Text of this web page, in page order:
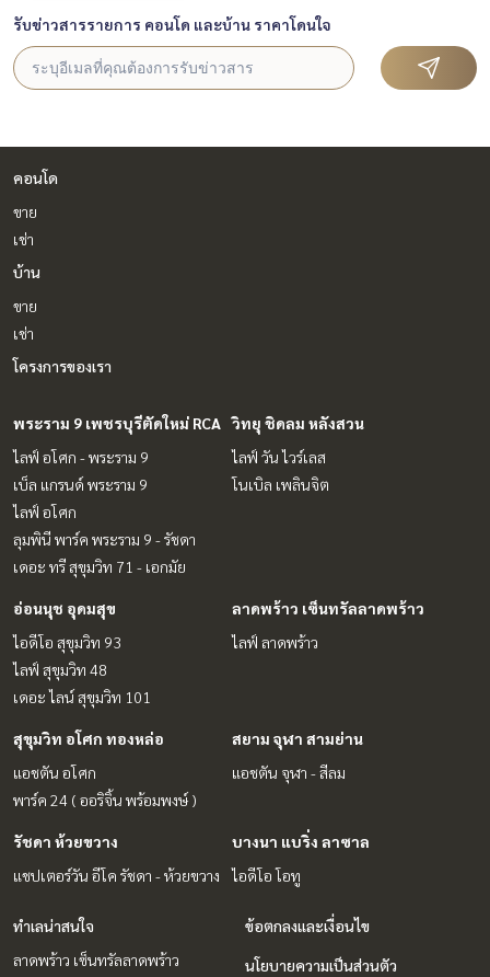
รับข่าวสารรายการ คอนโด และบ้าน ราคาโดนใจ
คอนโด
ขาย
เช่า
บ้าน
ขาย
เช่า
โครงการของเรา
พระราม 9 เพชรบุรีตัดใหม่ RCA
ไลฟ์ อโศก - พระราม 9
เบ็ล แกรนด์ พระราม 9
ไลฟ์ อโศก
ลุมพินี พาร์ค พระราม 9 - รัชดา
เดอะ ทรี สุขุมวิท 71 - เอกมัย
วิทยุ ชิดลม หลังสวน
ไลฟ์ วัน ไวร์เลส
โนเบิล เพลินจิต
อ่อนนุช อุดมสุข
ไอดีโอ สุขุมวิท 93
ไลฟ์ สุขุมวิท 48
เดอะ ไลน์ สุขุมวิท 101
ลาดพร้าว เซ็นทรัลลาดพร้าว
ไลฟ์ ลาดพร้าว
สุขุมวิท อโศก ทองหล่อ
แอชตัน อโศก
พาร์ค 24 ( ออริจิ้น พร้อมพงษ์ )
สยาม จุฬา สามย่าน
แอชตัน จุฬา - สีลม
รัชดา ห้วยขวาง
แชปเตอร์วัน อีโค รัชดา - ห้วยขวาง
บางนา แบริ่ง ลาซาล
ไอดีโอ โอทู
ทำเลน่าสนใจ
ลาดพร้าว เซ็นทรัลลาดพร้าว
ข้อตกลงและเงื่อนไข
นโยบายความเป็นส่วนตัว